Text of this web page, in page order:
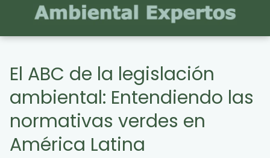
El ABC de la legislación
ambiental: Entendiendo las
normativas verdes en
América Latina